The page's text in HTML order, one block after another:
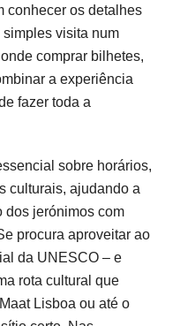
e combinações
e como tirar
em memória
conhecer os detalhes
simples visita num
comprar bilhetes,
a experiência
fazer toda a
sobre horários,
culturais, ajudando a
dos jerónimos com
procura aproveitar ao
da UNESCO – e
rota cultural que
Lisboa ou até o